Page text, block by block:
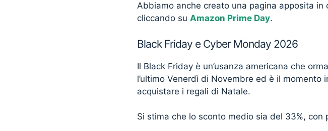
Abbiamo anche creato una pagina apposita
cliccando su Amazon Prime Day.
Black Friday e Cyber Monday 2026
Il Black Friday è un’usanza americana che
l’ultimo Venerdì di Novembre ed è il
acquistare i regali di Natale.
Si stima che lo sconto medio sia del 33%, con